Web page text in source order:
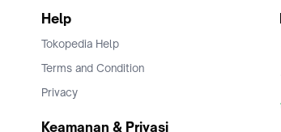
Help
Tokopedia Help
Terms and Condition
Privacy
Keamanan & Privasi